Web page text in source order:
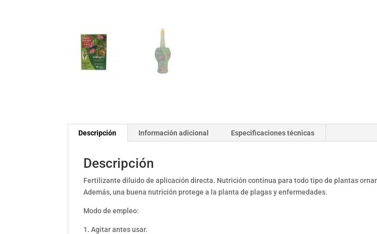
Descripción Información adicional Especificaciones técnicas
Descripción
Fertilizante diluido de aplicación directa. Nutrición continua para todo tipo de plantas
Además, una buena nutrición protege a la planta de plagas y enfermedades.
Modo de empleo:
1. Agitar antes usar.